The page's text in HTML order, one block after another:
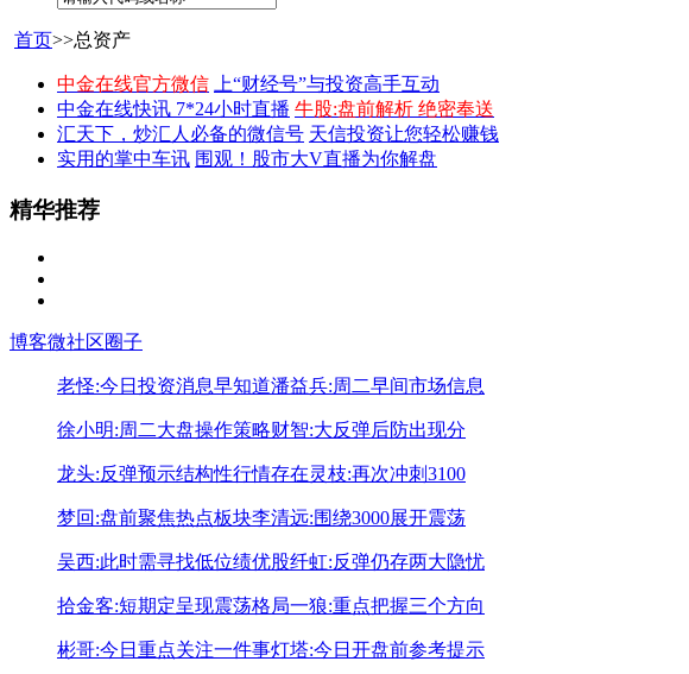
首页>>总资产
中金在线官方微信
上“财经号”与投资高手互动
中金在线快讯 7*24小时直播 牛股:盘前解析 绝密奉送
汇天下，炒汇人必备的微信号 天信投资让您轻松赚钱
实用的掌中车讯 围观！股市大V直播为你解盘
精华推荐
博客微社区圈子
老怪:今日投资消息早知道潘益兵:周二早间市场信息
徐小明:周二大盘操作策略财智:大反弹后防出现分
龙头:反弹预示结构性行情存在灵枝:再次冲刺3100
梦回:盘前聚焦热点板块李清远:围绕3000展开震荡
吴西:此时需寻找低位绩优股纤虹:反弹仍存两大隐忧
拾金客:短期定呈现震荡格局一狼:重点把握三个方向
彬哥:今日重点关注一件事灯塔:今日开盘前参考提示